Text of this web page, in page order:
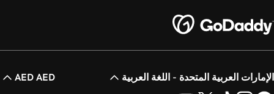
الإمارات العربية المتحدة - اللغة العربية AED AED